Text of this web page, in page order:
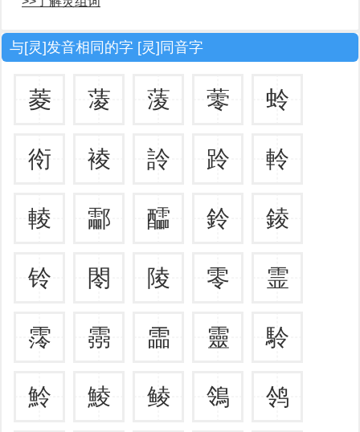
与[灵]发音相同的字 [灵]同音字
菱 蓤 蔆 蕶 蛉
衑 裬 詅 跉 軨
輘 酃 醽 鈴 錂
铃 閝 陵 零 霊
霗 霛 霝 靈 駖
魿 鯪 鲮 鴒 鸰